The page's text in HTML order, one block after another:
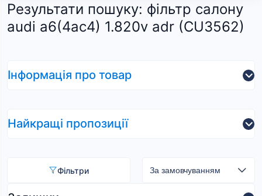
Результати пошуку: фільтр салону
audi a6(4ac4) 1.820v adr (CU3562)
Інформація про товар
Найкращі пропозиції
Фільтри